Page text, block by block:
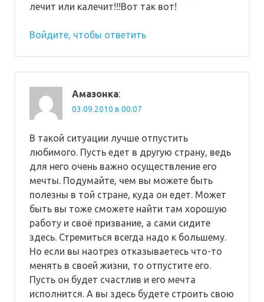
лечит или калечит!!!Вот так вот!
Войдите, чтобы ответить
Амазонка:
03.09.2010 в 00:07
В такой ситуации лучше отпустить
любимого. Пусть едет в другую страну, ведь
для него очень важно осуществление его
мечты. Подумайте, чем вы можете быть
полезны в той стране, куда он едет. Может
быть вы тоже сможете найти там хорошую
работу и своё призвание, а сами сидите
здесь. Стремиться всегда надо к большему.
Но если вы наотрез отказываетесь что-то
менять в своей жизни, то отпустите его.
Пусть он будет счастлив и его мечта
исполнится. А вы здесь будете строить свою